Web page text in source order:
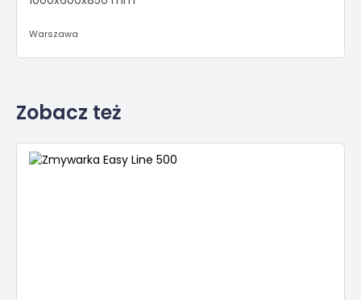
Warszawa
Zobacz też